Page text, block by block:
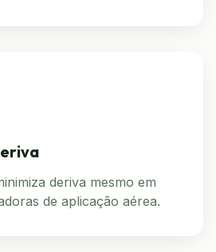
deriva mesmo em
de aplicação aérea.